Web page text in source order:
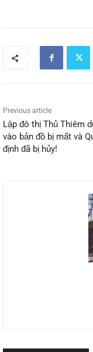
Previous article
Lập đô thị Thủ Thiêm
vào bản đồ bị mất và
định đã bị hủy!